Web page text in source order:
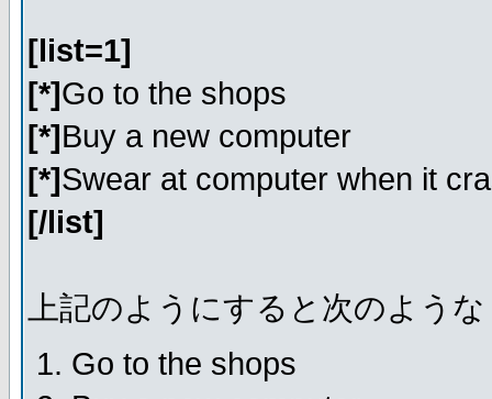
[list=1]
[*]Go to the shops
[*]Buy a new computer
[*]Swear at computer when it
[/list]
上記のようにすると次のよう
Go to the shops